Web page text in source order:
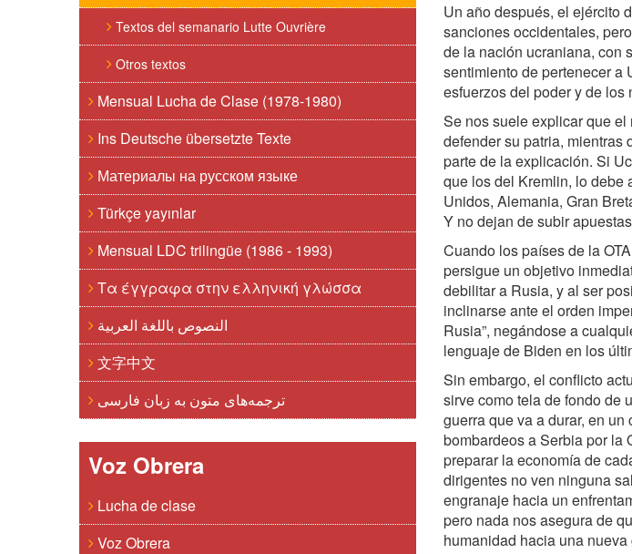
Textos del semanario Lutte Ouvrière
Otros textos
Mensual Lucha de Clase (1978-1980)
Ins Deutsche übersetzte Texte
Материалы на русском языке
Türkçe yayınlar
Mensual LDC trilingüe (1986 - 1993)
Τα έγγραφα στην ελληνική γλώσσα
النصوص باللغة العربية
文字中文
ترجمه‌های متون به زبان فارسی
Voz Obrera
Lucha de clase
Voz Obrera
Un año después, el ejército
sanciones occidentales,
de la nación ucraniana, con
sentimiento de pertenecer a
esfuerzos del poder y de los
Se nos suele explicar que
defender su patria, mientras
parte de la explicación. Si
que los del Kremlin, lo debe
Unidos, Alemania, Gran
Y no dejan de subir
Cuando los países de la
persigue un objetivo
debilitar a Rusia, y al ser
inclinarse ante el orden
Rusia”, negándose a
lenguaje de Biden en los
Sin embargo, el conflicto
sirve como tela de fondo de
guerra que va a durar, en
bombardeos a Serbia por la
preparar la economía de
dirigentes no ven ninguna
engranaje hacia un
pero nada nos asegura de
humanidad hacia una